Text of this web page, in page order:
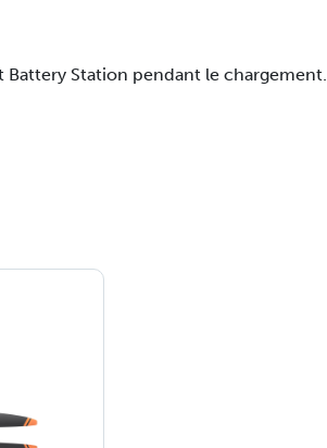
Battery Station pendant le chargement.